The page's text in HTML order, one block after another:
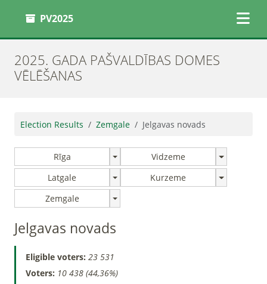
PV2025
2025. GADA PAŠVALDĪBAS DOMES
VĒLĒŠANAS
Election Results Zemgale Jelgavas novads
Rīga
Vidzeme
Latgale
Kurzeme
Zemgale
Jelgavas novads
Eligible voters: 23 531
Voters: 10 438 (44,36%)